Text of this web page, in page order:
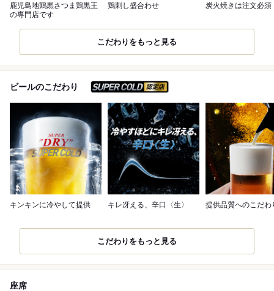
鹿児島地鶏黒さつま鶏黒王
の専門店です
鶏刺し盛合わせ 炭火焼きは注文必須
こだわりをもっと見る
ビールのこだわり
キンキンに冷やして提供 キレ冴える、辛口〈生〉 提供品質へのこだわ
こだわりをもっと見る
座席